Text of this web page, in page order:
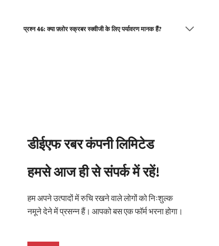
प्रश्न 46: क्या फ़्लोर स्क्रबर स्क्वीजी के लिए पर्यावरण मानक हैं?
डीईएफ रबर कंपनी लिमिटेड
हमसे आज ही से संपर्क में रहें!
हम अपने उत्पादों में रुचि रखने वाले लोगों को निःशुल्क
नमूने देने में प्रसन्न हैं। आपको बस एक फॉर्म भरना होगा।